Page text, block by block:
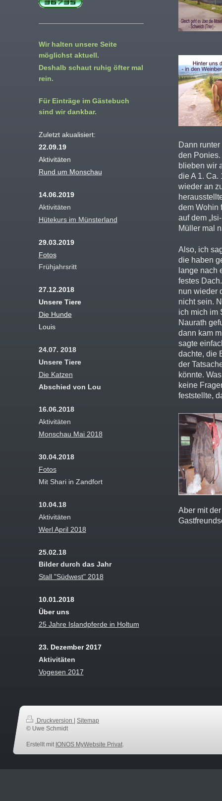
Dann
den
blieben wir
die A 1. Ca.
wieder an
dem Wohin
auf dem
Müller mal
Also, ich
die haben
lange nach
festes
nun wieder
nicht sein.
ich mich im
Naurath
dann kam
sagte
dachte, die
der
könnte.
keine
feststellte,
Aber mit
Wir halten unsere Seite
möglichst aktuell.
Deshalb schaut ruhig öfter mal
rein.
Für Einträge im Gästebuch
sind wir dankbar.
Zuletzt akualisiert:
22.09.19
Aktivitäten
Rund um Monschau
14.06.2019
Aktivitäten
Hütekurs im Münsterland
29.03.2019
Fotos
Frühjahrsritt
27.12.2018
Unsere Tiere
Die Hunde
Louis
24.07. 2018
Unsere Tiere
Die Katzen
Abschied von Lou
16.06.2018
Aktivitäten
Monschau Mai 2018
30.04.2018
Fotos
Mit Shari in Zandfort
10.04.18
Aktivitäten
Werl April 2018
25.02.18
Bilder durch das Jahr
Stall "Südwest" 2018
10.01.2018
Über uns
25 Jahre Islandpferde in Holtum
23. Dezember 2017
Aktivitäten
Vogesen 2017
Druckversion
Sitemap
© Uwe Schmidt
Erstellt mit IONOS MyWebsite Privat.